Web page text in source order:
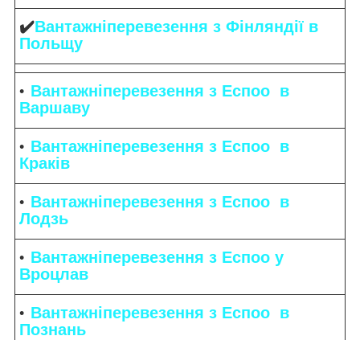
✔️Вантажніперевезення з Фінляндії в
Польщу
Вантажніперевезення з Еспоо в
Варшаву
Вантажніперевезення з Еспоо в
Краків
Вантажніперевезення з Еспоо в
Лодзь
Вантажніперевезення з Еспоо у
Вроцлав
Вантажніперевезення з Еспоо в
Познань